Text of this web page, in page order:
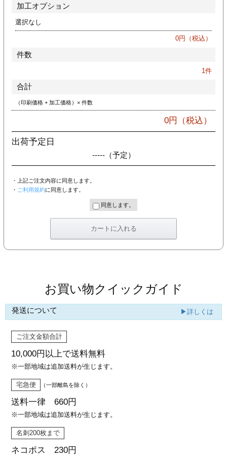
リーブ印刷
印刷
印刷
加工オプション
選択なし
0円（税込）
件数
1件
合計
（印刷価格 + 加工価格）× 件数
0円（税込）
出荷予定日
-----（予定）
・上記ご注文内容に同意します。
・ ご利用規約に同意します。
同意します。
お買い物クイックガイド
発送について ▶詳しくは
ご注文金額合計
10,000円以上で送料無料
※一部地域は追加送料が生じます。
宅急便 （一部離島を除く）
送料一律 660円
※一部地域は追加送料が生じます。
名刺200枚まで
ネコポス 230円